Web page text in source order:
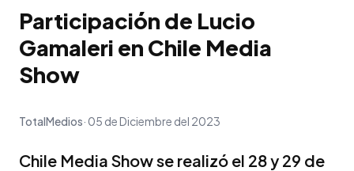
Participación de Lucio
Gamaleri en Chile Media
Show
TotalMedios 05 de Diciembre del 2023
Chile Media Show se realizó el 28 y 29 de